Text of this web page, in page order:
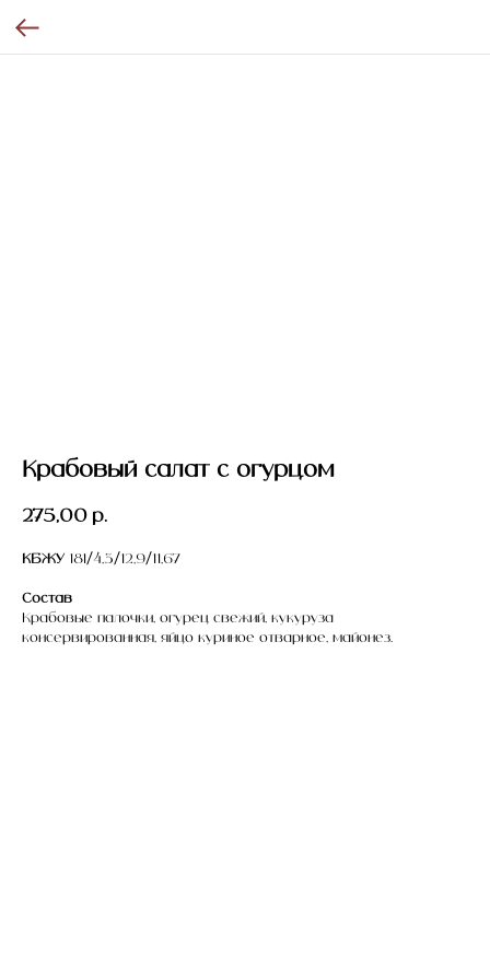
Крабовый салат с огурцом
275,00 р.
КБЖУ 181/4,3/12,9/11,67
Состав
Крабовые палочки, огурец свежий, кукуруза
консервированная, яйцо куриное отварное, майонез.